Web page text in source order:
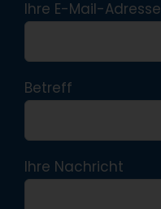
Ihre E-Mail-Adresse
Betreff
Ihre Nachricht